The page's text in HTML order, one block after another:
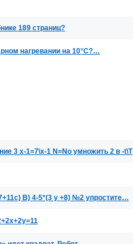
189 страниц?
нагревании на 10°С?…
3 х-1=7\х-1 N=No умножить 2 в -t\T
В) 4-5*(3 у +8) №2 упростите…